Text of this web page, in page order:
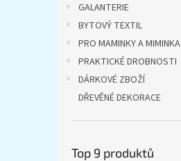
GALANTERIE
BYTOVÝ TEXTIL
PRO MAMINKY A MIMINKA
PRAKTICKÉ DROBNOSTI
DÁRKOVÉ ZBOŽÍ
DŘEVĚNÉ DEKORACE
Top 9 produktů